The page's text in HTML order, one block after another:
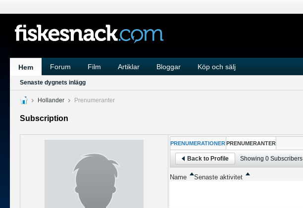
Hem Forum Film Artiklar Bloggar Köp och sälj
Senaste dygnets inlägg
Hollander Prenumeranter
Subscription
PRENUMERATIONER PRENUMERANTER
Back to Profile Showing 0Subscribers
Name Senaste aktivitet